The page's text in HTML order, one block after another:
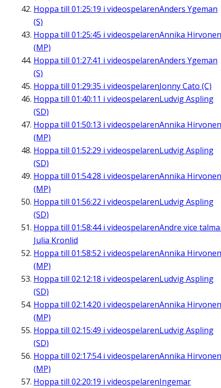
Hoppa till 01:25:19 i videospelarenAnders Ygeman
(S)
Hoppa till 01:25:45 i videospelarenAnnika Hirvonen
(MP)
Hoppa till 01:27:41 i videospelarenAnders Ygeman
(S)
Hoppa till 01:29:35 i videospelarenJonny Cato (C)
Hoppa till 01:40:11 i videospelarenLudvig Aspling
(SD)
Hoppa till 01:50:13 i videospelarenAnnika Hirvonen
(MP)
Hoppa till 01:52:29 i videospelarenLudvig Aspling
(SD)
Hoppa till 01:54:28 i videospelarenAnnika Hirvonen
(MP)
Hoppa till 01:56:22 i videospelarenLudvig Aspling
(SD)
Hoppa till 01:58:44i videospelarenAndre vice
Julia Kronlid
Hoppa till 01:58:52 i videospelarenAnnika Hirvonen
(MP)
Hoppa till 02:12:18 i videospelarenLudvig Aspling
(SD)
Hoppa till 02:14:20 i videospelarenAnnika Hirvonen
(MP)
Hoppa till 02:15:49 i videospelarenLudvig Aspling
(SD)
Hoppa till 02:17:54i videospelarenAnnika Hirvonen
(MP)
Hoppa till 02:20:19 i videospelarenIngemar